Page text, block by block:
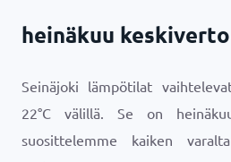
heinäkuu
Seinäjoki lämpötilat
22°C välillä. Se on
suosittelemme kaiken